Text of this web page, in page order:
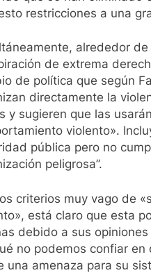
restricciones a una
alrededor
de extrema
de política que según
directamente la
y sugieren que las
violento».
pública pero no
peligrosa”.
criterios muy vago de
está claro que esta
debido a sus
no podemos confiar
una amenaza para su